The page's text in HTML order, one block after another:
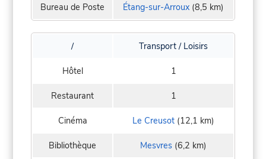
Bureau de Poste Étang-sur-Arroux (8,5 km)
/ Transport / Loisirs
Hôtel 1
Restaurant 1
Cinéma Le Creusot (12,1 km)
Bibliothèque Mesvres (6,2 km)